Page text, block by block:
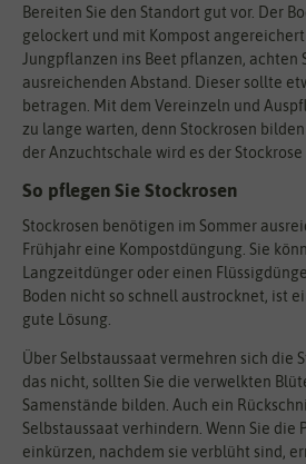
Bereiten Sie den Standort gut vor. Der
gelockert und mit Kompost angereichert
Jungpflanzen ins Beet pflanzen, achten
ausreichenden Abstand. Dieser sollte
betragen. Mit dem Vereinzeln und
zu lange warten, denn Stockrosen
der Anzuchtschale wird es der
So pflegen Sie Stockrosen
Stockrosen benötigen im Sommer
Frühjahr eine Kompostdüngung. Sie
Langzeitdünger oder einen
Boden nicht so schnell austrocknet, ist
gute Lösung.
Über Selbstaussaat vermehren sich die
das nicht, sollten Sie die verwelkten
Samenstände bilden. Auch ein
Selbstaussaat verhindern. Wenn Sie die
einkürzen, nachdem sie verblüht sind,